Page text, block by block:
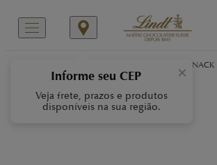
×
Informe seu CEP
Veja frete, prazos e produtos
disponíveis na sua região.
NUXOR